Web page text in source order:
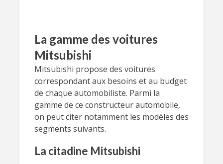
La gamme des voitures
Mitsubishi
Mitsubishi propose des voitures
correspondant aux besoins et au budget
de chaque automobiliste. Parmi la
gamme de ce constructeur automobile,
on peut citer notamment les modèles des
segments suivants.
La citadine Mitsubishi